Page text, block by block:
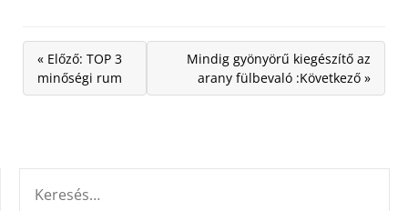
« Előző: TOP 3
minőségi rum
Mindig gyönyörű kiegészítő az
arany fülbevaló :Következő »